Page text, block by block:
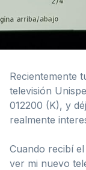
Recientemente
televisión
012200 (K), y
realmente
Cuando recibí
ver mi nuevo